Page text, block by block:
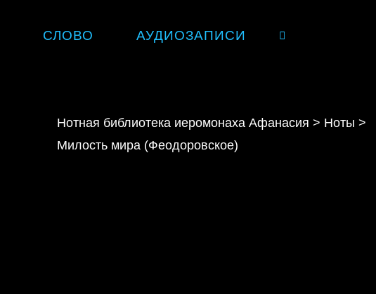
СЛОВО АУДИОЗАПИСИ
Нотная библиотека иеромонаха Афанасия > Ноты >
Милость мира (Феодоровское)